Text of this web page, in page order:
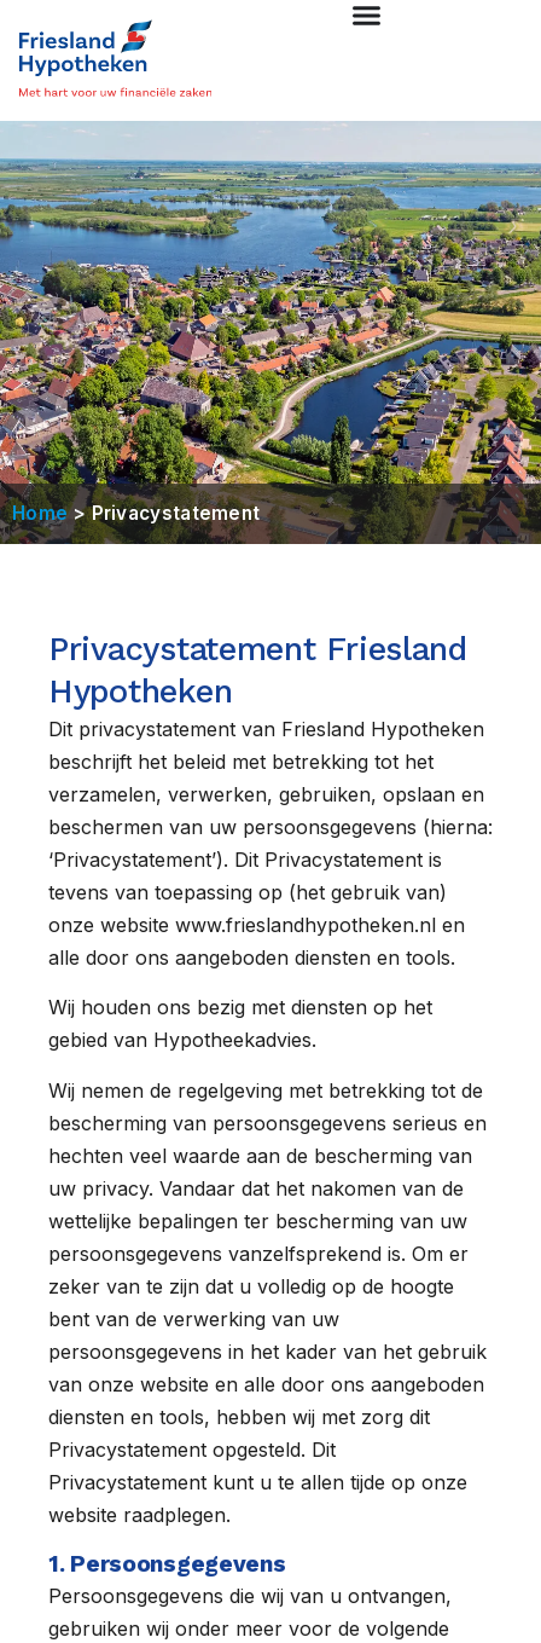
Home > Privacystatement
Privacystatement Friesland
Hypotheken
Dit privacystatement van Friesland Hypotheken
beschrijft het beleid met betrekking tot het
verzamelen, verwerken, gebruiken, opslaan en
beschermen van uw persoonsgegevens (hierna:
‘Privacystatement’). Dit Privacystatement is
tevens van toepassing op (het gebruik van)
onze website www.frieslandhypotheken.nl en
alle door ons aangeboden diensten en tools.
Wij houden ons bezig met diensten op het
gebied van Hypotheekadvies.
Wij nemen de regelgeving met betrekking tot de
bescherming van persoonsgegevens serieus en
hechten veel waarde aan de bescherming van
uw privacy. Vandaar dat het nakomen van de
wettelijke bepalingen ter bescherming van uw
persoonsgegevens vanzelfsprekend is. Om er
zeker van te zijn dat u volledig op de hoogte
bent van de verwerking van uw
persoonsgegevens in het kader van het gebruik
van onze website en alle door ons aangeboden
diensten en tools, hebben wij met zorg dit
Privacystatement opgesteld. Dit
Privacystatement kunt u te allen tijde op onze
website raadplegen.
1. Persoonsgegevens
Persoonsgegevens die wij van u ontvangen,
gebruiken wij onder meer voor de volgende